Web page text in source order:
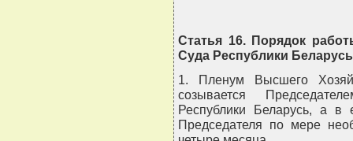
Статья 16. Порядок
Суда Республики Беларусь
1. Пленум Высшего
созывается
Республики Беларусь, а в
Председателя по мере